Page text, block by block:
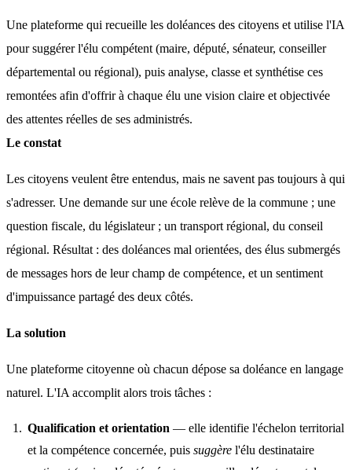
Une plateforme qui recueille les doléances des citoyens et utilise l'IA
pour suggérer l'élu compétent (maire, député, sénateur, conseiller
départemental ou régional), puis analyse, classe et synthétise ces
remontées afin d'offrir à chaque élu une vision claire et objectivée
des attentes réelles de ses administrés.
Le constat
Les citoyens veulent être entendus, mais ne savent pas toujours à qui
s'adresser. Une demande sur une école relève de la commune ; une
question fiscale, du législateur ; un transport régional, du conseil
régional. Résultat : des doléances mal orientées, des élus submergés
de messages hors de leur champ de compétence, et un sentiment
d'impuissance partagé des deux côtés.
La solution
Une plateforme citoyenne où chacun dépose sa doléance en langage
naturel. L'IA accomplit alors trois tâches :
Qualification et orientation — elle identifie l'échelon territorial
et la compétence concernée, puissuggère l'élu destinataire